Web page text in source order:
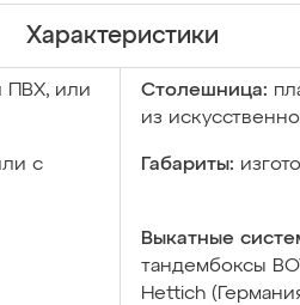
Характеристики
ПВХ, или
Столешница:
из
с
Габариты:
Выкатные
тандембоксы
Hettich